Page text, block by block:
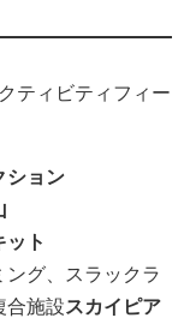
ティビティフィー
ション
ット
グ、スラックラ
合施設スカイピア